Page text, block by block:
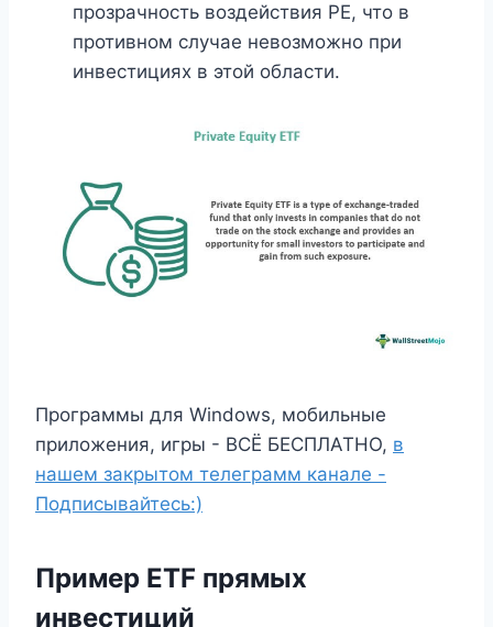
прозрачность воздействия PE, что в
противном случае невозможно при
инвестициях в этой области.
Программы для Windows, мобильные
приложения, игры - ВСЁ БЕСПЛАТНО, в
нашем закрытом телеграмм канале -
Подписывайтесь:)
Пример ETF прямых
инвестиций